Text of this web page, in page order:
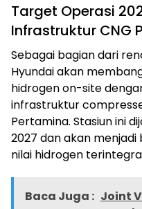
Target Operasi
Infrastruktur CNG
Sebagai bagian dari
Hyundai akan
hidrogen on-site
infrastruktur
Pertamina. Stasiun ini
2027 dan akan
nilai hidrogen
Baca Juga : Joint